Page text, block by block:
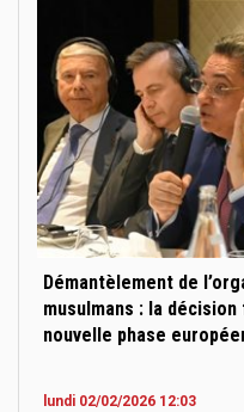
Démantèlement de
musulmans : la
nouvelle phase
lundi 02/02/2026 12:03